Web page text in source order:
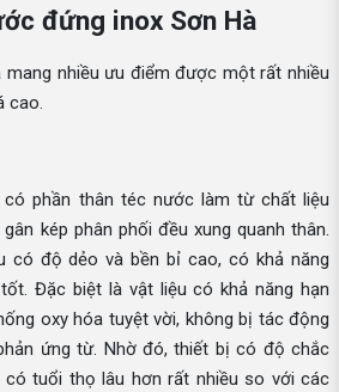
đứng inox Sơn Hà
mang nhiều ưu điểm được một rất nhiều
cao.
có phần thân téc nước làm từ chất liệu
kép phân phối đều xung quanh thân.
có độ dẻo và bền bỉ cao, có khả năng
Đặc biệt là vật liệu có khả năng hạn
oxy hóa tuyệt vời, không bị tác động
ứng từ. Nhờ đó, thiết bị có độ chắc
tuổi thọ lâu hơn rất nhiều so với các